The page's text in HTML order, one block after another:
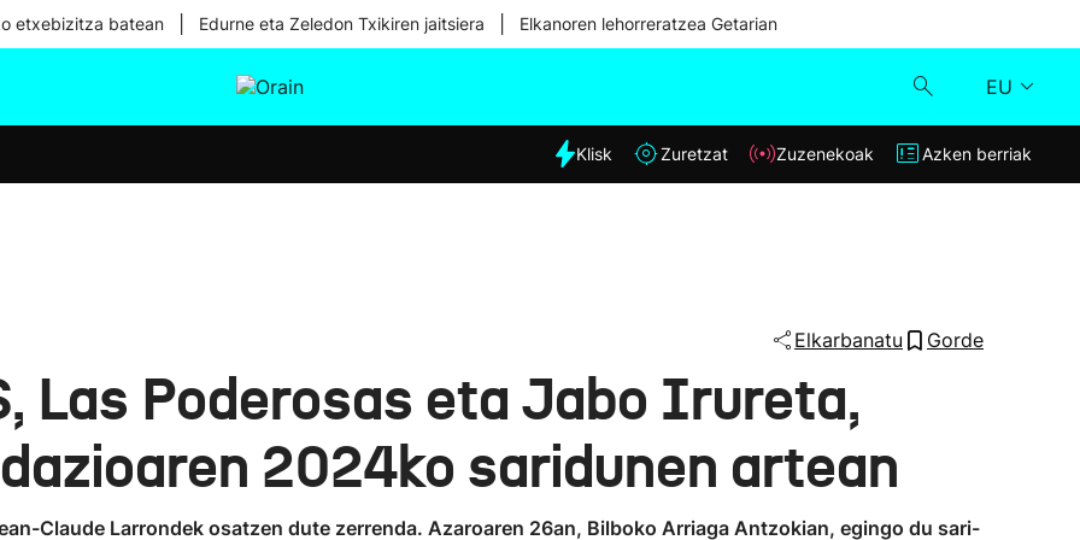
etxebizitza batean Edurne eta Zeledon Txikiren jaitsiera Elkanoren lehorreratzea Getarian
EU
Eguraldia
Klisk
Klisk Zuretzat Zuzenekoak Azken berriak
Elkarbanatu Gorde
Las Poderosas eta Jabo Irureta,
2024ko saridunen artean
Claude Larrondek osatzen dute zerrenda. Azaroaren 26an, Bilboko Arriaga Antzokian, egingo du sari-